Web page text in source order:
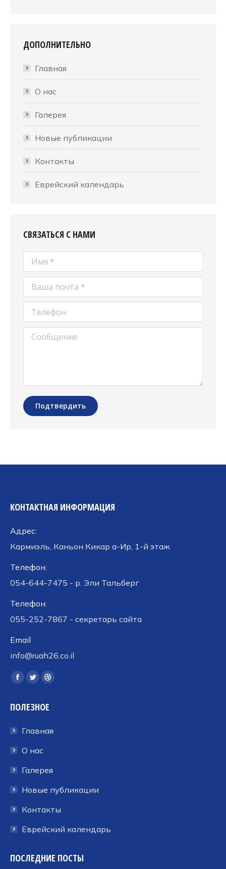
ДОПОЛНИТЕЛЬНО
Главная
О нас
Галерея
Новые публикации
Контакты
Еврейский календарь
СВЯЗАТЬСЯ С НАМИ
Имя *
Ваша почта *
Телефон
Сообщение
Подтвердить
КОНТАКТНАЯ ИНФОРМАЦИЯ
Адрес:
Кармиэль, Каньон Кикар а-Ир, 1-й этаж
Телефон:
054-644-7475 - р. Эли Тальберг
Телефон:
055-252-7867 - секретарь сайта
Email
info@ruah26.co.il
Ищите нас:
Страница
открывается
новом
окне
Страница
открывается
новом
окне
Страница
открывается
новом
ПОЛЕЗНОЕ
Главная
О нас
Галерея
Новые публикации
Контакты
Еврейский календарь
ПОСЛЕДНИЕ ПОСТЫ